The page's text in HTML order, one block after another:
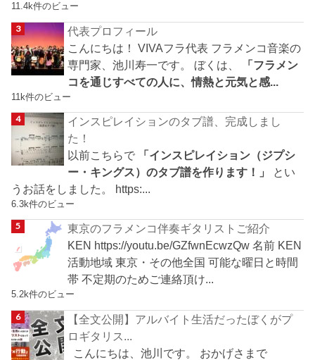
11.4k件のビュー
代表プロフィール
こんにちは！ VIVAフラ代表 フラメンコ音楽の
専門家、池川寿一です。 ぼくは、
「フラメン
コを通じすべての人に、情熱と元気と感...
11k件のビュー
インスピレイションのタブ譜、完成しまし
た！
以前こちらで
「インスピレイション（ジプシ
ー・キングス）のタブ譜を作ります！」
とい
うお話をしました。 https:...
6.3k件のビュー
東京のフラメンコ伴奏ギタリストご紹介
KEN https://youtu.be/GZfwnEcwzQw 名前 KEN
活動地域 東京・その他全国 可能な曜日と時間
帯 不定期のためご連絡頂け...
5.2k件のビュー
【全文公開】アルバイト生活だったぼくがプ
ロギタリス...
こんにちは、池川です。 おかげさまで